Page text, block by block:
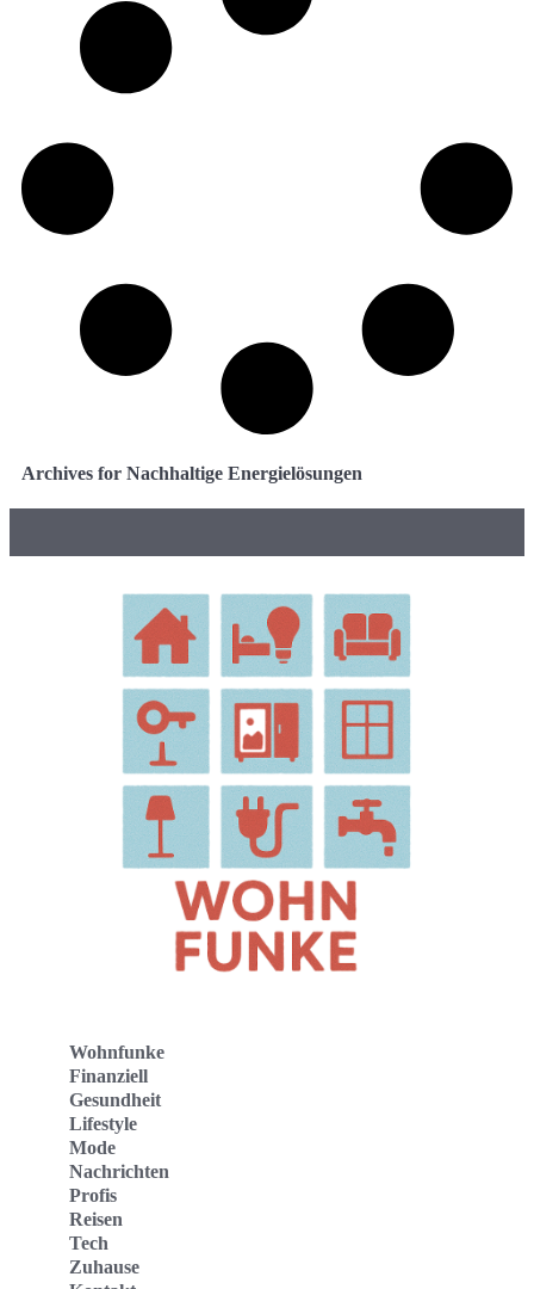
Archives for Nachhaltige Energielösungen
Wohnfunke
Finanziell
Gesundheit
Lifestyle
Mode
Nachrichten
Profis
Reisen
Tech
Zuhause